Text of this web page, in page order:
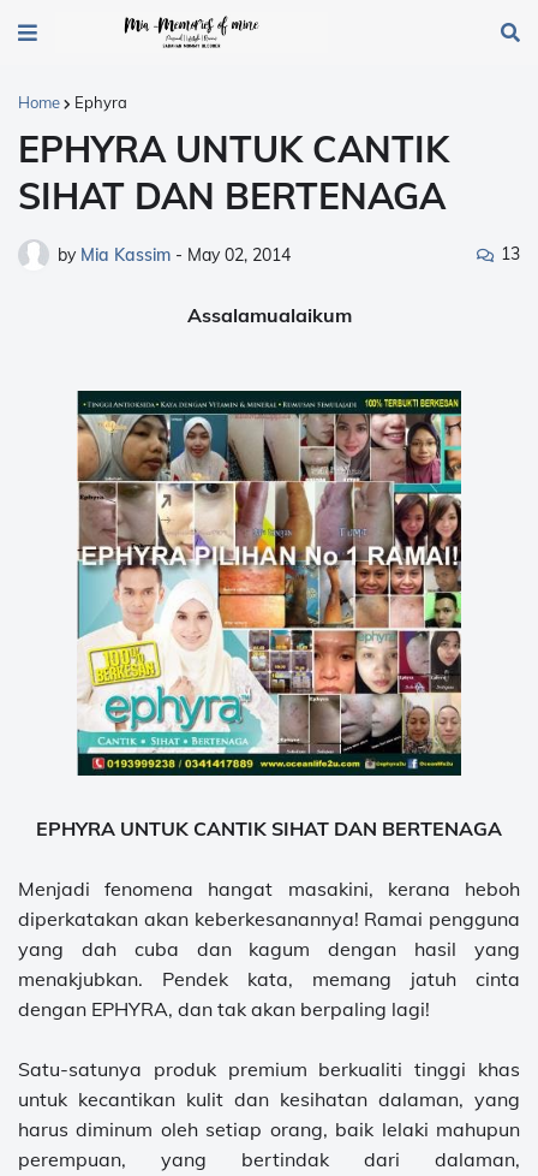
Home Ephyra
EPHYRA UNTUK CANTIK
SIHAT DAN BERTENAGA
by Mia Kassim - May 02, 2014 13
Assalamualaikum
EPHYRA UNTUK CANTIK SIHAT DAN BERTENAGA
Menjadi fenomena hangat masakini, kerana heboh
diperkatakan akan keberkesanannya! Ramai pengguna
yang dah cuba dan kagum dengan hasil yang
menakjubkan. Pendek kata, memang jatuh cinta
dengan EPHYRA, dan tak akan berpaling lagi!
Satu-satunya produk premium berkualiti tinggi khas
untuk kecantikan kulit dan kesihatan dalaman, yang
harus diminum oleh setiap orang, baik lelaki mahupun
perempuan, yang bertindak dari dalaman,